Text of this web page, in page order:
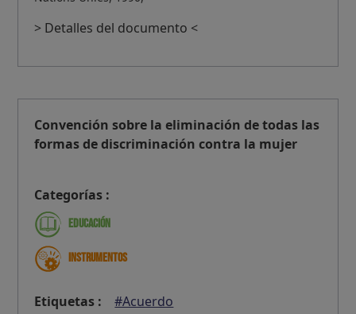
> Detalles del documento <
Convención sobre la eliminación de todas las
formas de discriminación contra la mujer
Categorías :
Educación
Instrumentos
Etiquetas :
#Acuerdo